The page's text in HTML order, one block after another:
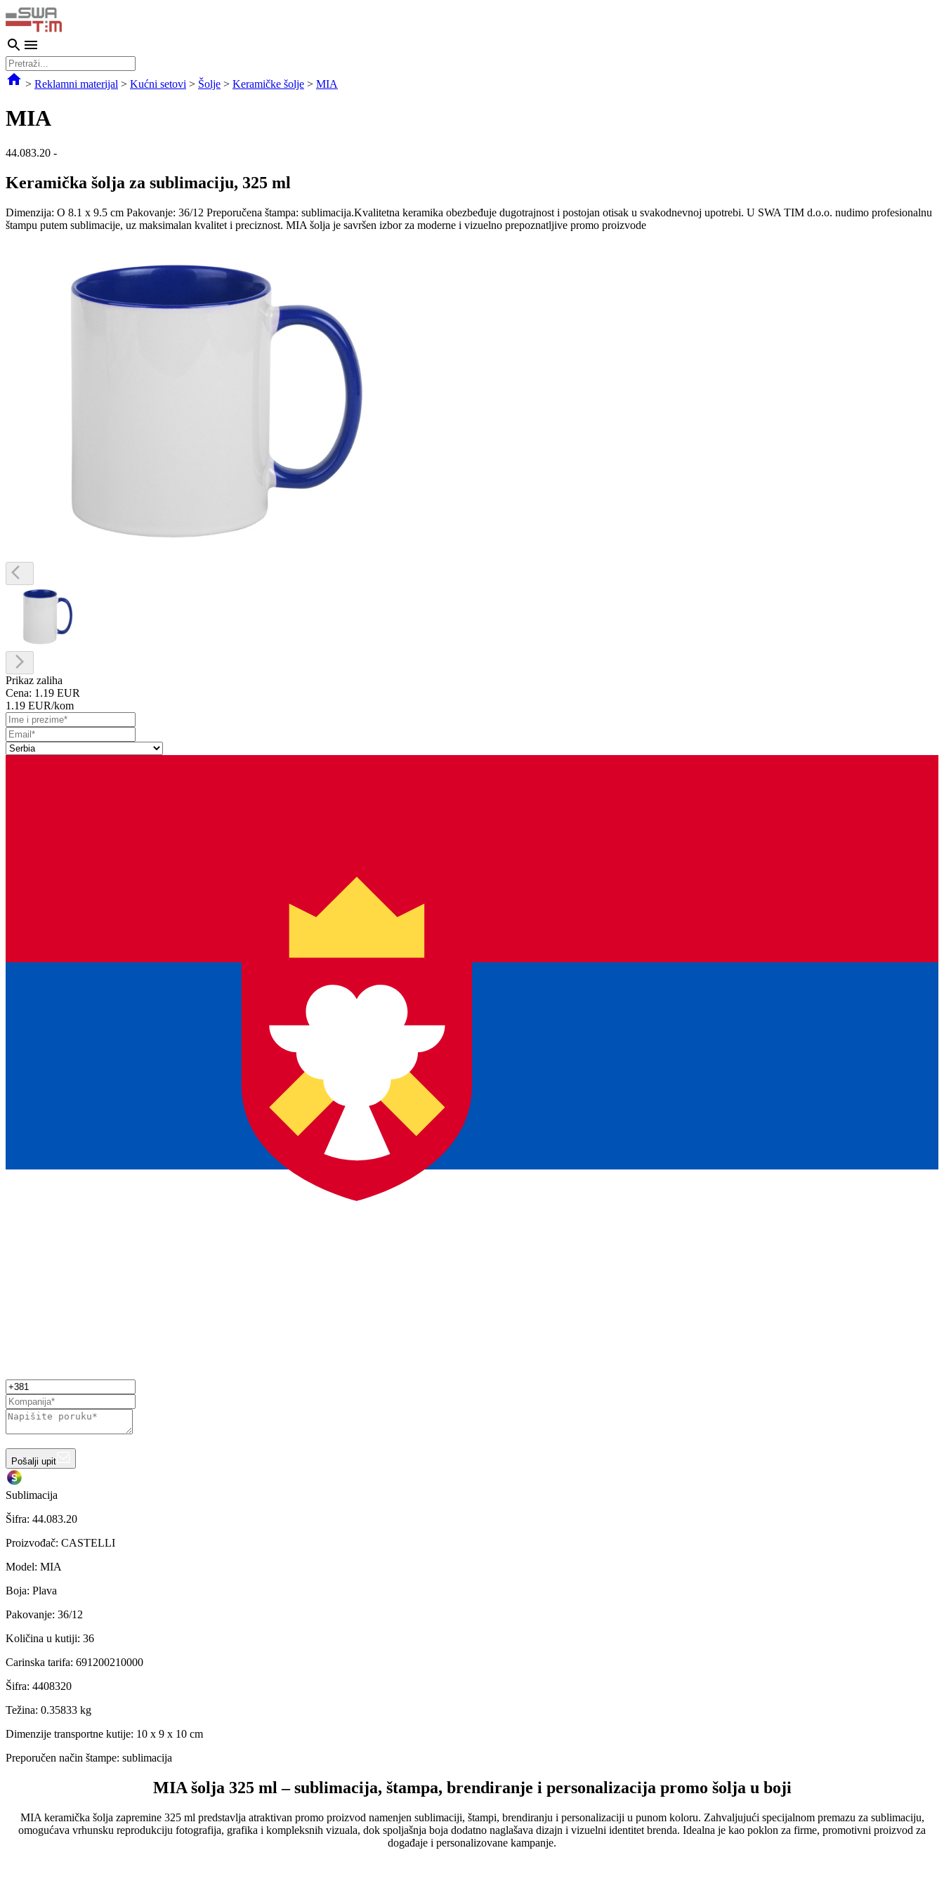
> Reklamni materijal > Kućni setovi > Šolje > Keramičke šolje > MIA
MIA
44.083.20 -
Keramička šolja za sublimaciju, 325 ml
Dimenzija: O 8.1 x 9.5 cm Pakovanje: 36/12 Preporučena štampa: sublimacija.Kvalitetna keramika obezbeđuje dugotrajnost i postojan otisak u svakodnevnoj upotrebi. U SWA TIM d.o.o. nudimo profesionalnu
štampu putem sublimacije, uz maksimalan kvalitet i preciznost. MIA šolja je savršen izbor za moderne i vizuelno prepoznatljive promo proizvode
Prikaz zaliha
Cena: 1.19 EUR
1.19 EUR/kom
Pošalji upit
Sublimacija
Šifra: 44.083.20
Proizvođač: CASTELLI
Model: MIA
Boja: Plava
Pakovanje: 36/12
Količina u kutiji: 36
Carinska tarifa: 691200210000
Šifra: 4408320
Težina: 0.35833 kg
Dimenzije transportne kutije: 10 x 9 x 10 cm
Preporučen način štampe: sublimacija
MIA šolja 325 ml – sublimacija, štampa, brendiranje i personalizacija promo šolja u boji
MIA keramička šolja zapremine 325 ml predstavlja atraktivan promo proizvod namenjen sublimaciji, štampi, brendiranju i personalizaciji u punom koloru. Zahvaljujući specijalnom premazu za sublimaciju,
omogućava vrhunsku reprodukciju fotografija, grafika i kompleksnih vizuala, dok spoljašnja boja dodatno naglašava dizajn i vizuelni identitet brenda. Idealna je kao poklon za firme, promotivni proizvod za
događaje i personalizovane kampanje.